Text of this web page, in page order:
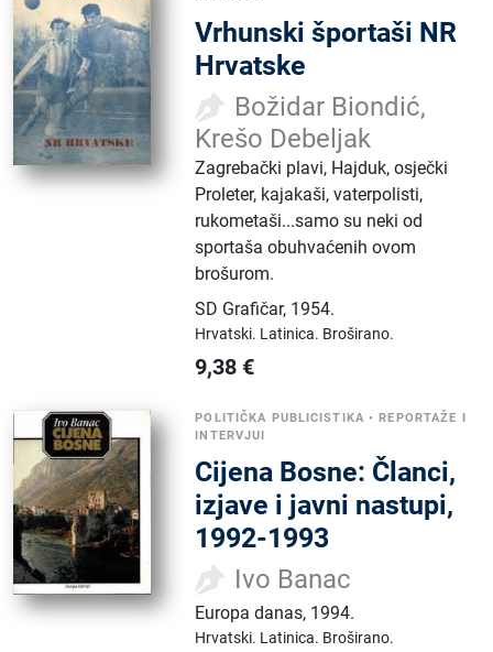
Vrhunski športaši NR
Hrvatske
Božidar Biondić,
Krešo Debeljak
Zagrebački plavi, Hajduk, osječki
Proleter, kajakaši, vaterpolisti,
rukometaši...samo su neki od
sportaša obuhvaćenih ovom
brošurom.
SD Grafičar, 1954.
Hrvatski. Latinica. Broširano.
9,38 €
POLITIČKA PUBLICISTIKA •REPORTAŽE I
INTERVJUI
Cijena Bosne: Članci,
izjave i javni nastupi,
1992-1993
Ivo Banac
Europa danas, 1994.
Hrvatski. Latinica. Broširano.